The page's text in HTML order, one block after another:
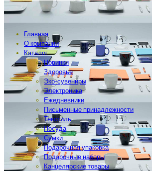
Главная
О компании
Каталог
Новинки
Здоровье
Эко-сувениры
Электроника
Ежедневники
Письменные принадлежности
Текстиль
Посуда
Сумки
Подарочная упаковка
Подарочные наборы
Канцелярские товары